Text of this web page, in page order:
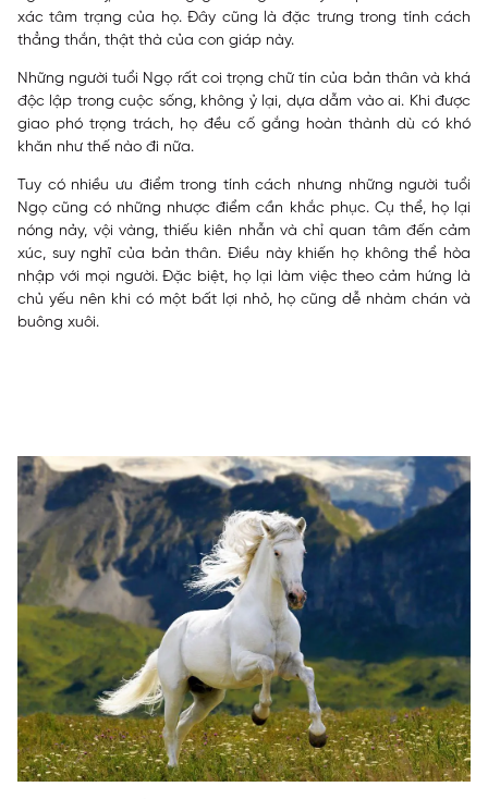
xác tâm trạng của họ. Đây cũng là đặc trưng trong tính cách
thẳng thắn, thật thà của con giáp này.
Những người tuổi Ngọ rất coi trọng chữ tín của bản thân và khá
độc lập trong cuộc sống, không ỷ lại, dựa dẫm vào ai. Khi được
giao phó trọng trách, họ đều cố gắng hoàn thành dù có khó
khăn như thế nào đi nữa.
Tuy có nhiều ưu điểm trong tính cách nhưng những người tuổi
Ngọ cũng có những nhược điểm cần khắc phục. Cụ thể, họ lại
nóng nảy, vội vàng, thiếu kiên nhẫn và chỉ quan tâm đến cảm
xúc, suy nghĩ của bản thân. Điều này khiến họ không thể hòa
nhập với mọi người. Đặc biệt, họ lại làm việc theo cảm hứng là
chủ yếu nên khi có một bất lợi nhỏ, họ cũng dễ nhàm chán và
buông xuôi.